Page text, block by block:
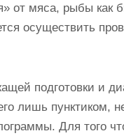
от мяса, рыбы как
осуществить
подготовки и
лишь пунктиком,
Для того